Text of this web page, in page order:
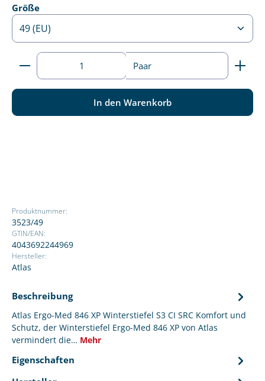
Größeauswählen
Produkt Anzahl: Gib den gewünschten Wert ein
Paar
In den Warenkorb
Produktnummer:
3523/49
GTIN/EAN:
4043692244969
Hersteller:
Atlas
Beschreibung
Atlas Ergo-Med 846 XP Winterstiefel S3 CI SRC Komfort und
Schutz, der Winterstiefel Ergo-Med 846 XP von Atlas
vermindert die… Mehr
Eigenschaften